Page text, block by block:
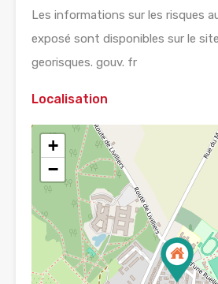
Les informations sur les risques
exposé sont disponibles sur le
georisques. gouv. fr
Localisation
+
−